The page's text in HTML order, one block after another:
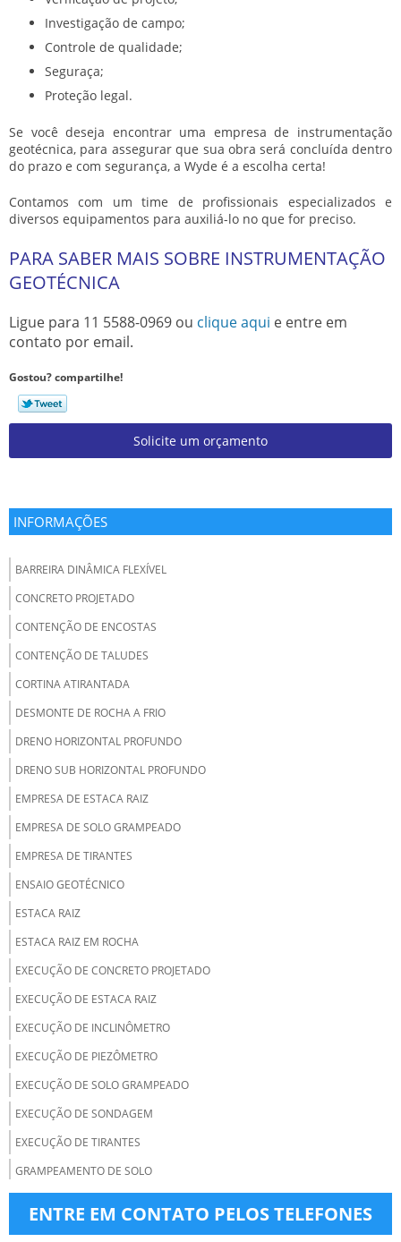
Investigação de campo;
Controle de qualidade;
Seguraça;
Proteção legal.
Se você deseja encontrar uma empresa de instrumentação
geotécnica, para assegurar que sua obra será concluída dentro
do prazo e com segurança, a Wyde é a escolha certa!
Contamos com um time de profissionais especializados e
diversos equipamentos para auxiliá-lo no que for preciso.
PARA SABER MAIS SOBRE INSTRUMENTAÇÃO
GEOTÉCNICA
Ligue para 11 5588-0969 ou clique aqui e entre em
contato por email.
Gostou? compartilhe!
Solicite um orçamento
INFORMAÇÕES
BARREIRA DINÂMICA FLEXÍVEL
CONCRETO PROJETADO
CONTENÇÃO DE ENCOSTAS
CONTENÇÃO DE TALUDES
CORTINA ATIRANTADA
DESMONTE DE ROCHA A FRIO
DRENO HORIZONTAL PROFUNDO
DRENO SUB HORIZONTAL PROFUNDO
EMPRESA DE ESTACA RAIZ
EMPRESA DE SOLO GRAMPEADO
EMPRESA DE TIRANTES
ENSAIO GEOTÉCNICO
ESTACA RAIZ
ESTACA RAIZ EM ROCHA
EXECUÇÃO DE CONCRETO PROJETADO
EXECUÇÃO DE ESTACA RAIZ
EXECUÇÃO DE INCLINÔMETRO
EXECUÇÃO DE PIEZÔMETRO
EXECUÇÃO DE SOLO GRAMPEADO
EXECUÇÃO DE SONDAGEM
EXECUÇÃO DE TIRANTES
GRAMPEAMENTO DE SOLO
ENTRE EM CONTATO PELOS TELEFONES